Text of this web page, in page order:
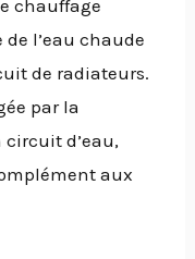
chauffage
l’eau chaude
de radiateurs.
par la
d’eau,
aux